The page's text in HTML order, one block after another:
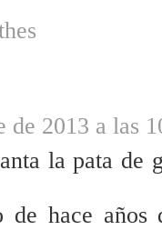
de 2013 a las
la pata de
hace años